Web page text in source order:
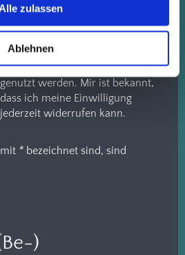
Alle zulassen
Ablehnen
einverstanden, dass meine in das
und zum Zweck der
Kontaktaufnahme verarbeitet und
genutzt werden. Mir ist bekannt,
dass ich meine Einwilligung
jederzeit widerrufen kann.
mit * bezeichnet sind, sind
)